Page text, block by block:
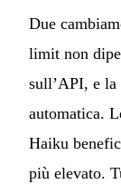
Due
limit non
sull’API, e la
automatica.
Haiku
più elevato.